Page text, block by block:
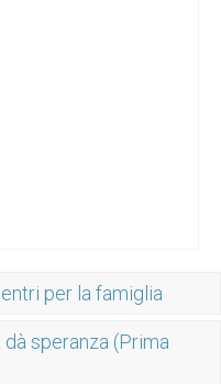
per la famiglia
speranza (Prima